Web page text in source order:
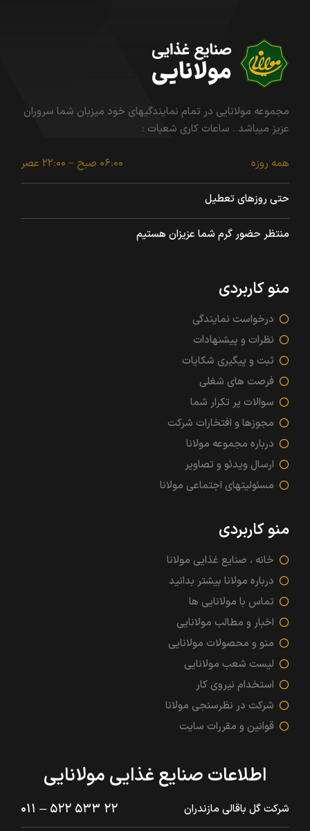
مجموعه مولانایی در تمام نمایندگیهای خود میزبان شما سروران
عزیز میباشد . ساعات کاری شعبات :
همه روزه ۰۶:۰۰ صبح – ۲۲:۰۰ عصر
حتی روزهای تعطیل
منتظر حضور گرم شما عزیزان هستیم
منو کاربردی
درخواست نمایندگی
نظرات و پیشنهادات
ثبت و پیگیری شکایات
فرصت های شغلی
سوالات پر تکرار شما
مجوزها و افتخارات شرکت
درباره مجموعه مولانا
ارسال ویدئو و تصاویر
مسئولیتهای اجتماعی مولانا
منو کاربردی
خانه ، صنایع غذایی مولانا
درباره مولانا بیشتر بدانید
تماس با مولانایی ها
اخبار و مطالب مولانایی
منو و محصولات مولانایی
لیست شعب مولانایی
استخدام نیروی کار
شرکت در نظرسنجی مولانا
قوانین و مقررات سایت
اطلاعات صنایع غذایی مولانایی
شرکت گل باقالی مازندران ۲۲ ۵۳۳ ۵۲۲ – ۰۱۱